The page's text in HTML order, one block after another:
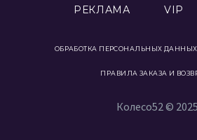
РЕКЛАМА
VIP
ОБРАБОТКА ПЕРСОНАЛЬНЫХ ДАННЫХ
ПРАВИЛА ЗАКАЗА И
Колесо52 © 2025